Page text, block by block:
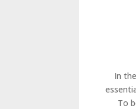
In
To